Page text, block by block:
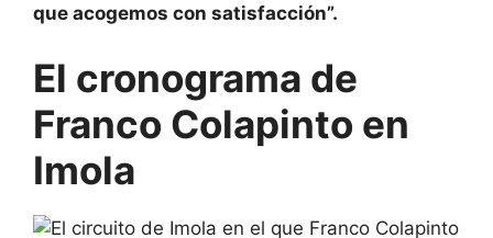
que acogemos con satisfacción”.
El cronograma de
Franco Colapinto en
Imola